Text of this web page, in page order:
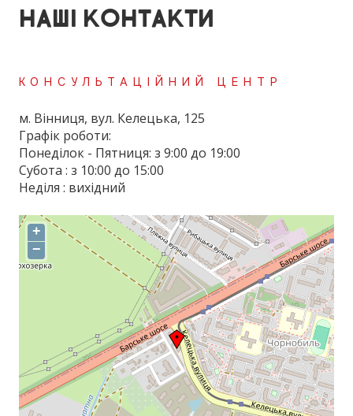
НАШІ КОНТАКТИ
КОНСУЛЬТАЦІЙНИЙ ЦЕНТР
м. Вінниця, вул. Келецька, 125
Графік роботи:
Понеділок - Пятниця: з 9:00 до 19:00
Субота : з 10:00 до 15:00
Неділя : вихідний
+
−